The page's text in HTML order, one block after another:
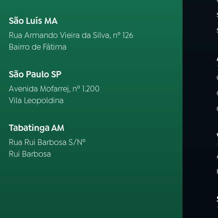
São Luís MA
Rua Armando Vieira da Silva, nº 126
Bairro de Fátima
São Paulo SP
Avenida Mofarrej, nº 1.200
Vila Leopoldina
Tabatinga AM
Rua Rui Barbosa S/Nº
Rui Barbosa